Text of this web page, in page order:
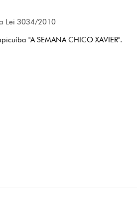
Lei 3034/2010
"A SEMANA CHICO XAVIER".